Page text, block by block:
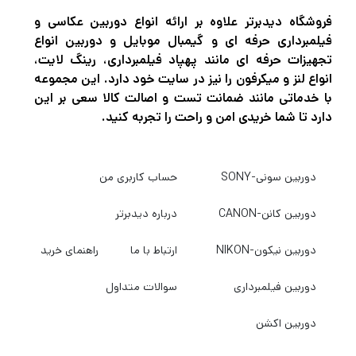
کننده پهپاد DJI RC-N1 Remote Controller
Monitor Hood به ریموت پهپاد متصل می شود و
شما می توانید حتی در روز های آفتابی، پهپاد خود
را به راحتی به پرواز درآورید.
Mavic Air 2 و Mini 2 شرکت DJI به خوبی سازگار
است. با بررسی نمای کلی می توان دریافت که
تلفن همراه در برابر نور خورشید در شرایط نوری
شدید محافظت می کند و تصویری واضح را به
فروشگاه دیدبرتر علاوه بر ارائه انواع دوربین عکاسی و
فیلمبرداری حرفه ای و گیمبال موبایل و دوربین انواع
تجهیزات حرفه ای مانند پهپاد فیلمبرداری، رینگ لایت،
انواع لنز و میکرفون را نیز در سایت خود دارد. این مجموعه
با خدماتی مانند ضمانت تست و اصالت کالا سعی بر این
دارد تا شما خریدی امن و راحت را تجربه کنید.
دوربین سونی-SONY
دوربین کانن-CANON
دوربین نیکون-NIKON
دوربین فیلمبرداری
دوربین اکشن
حساب کاربری من
درباره دیدبرتر
ارتباط با ما راهنمای خرید
سوالات متداول